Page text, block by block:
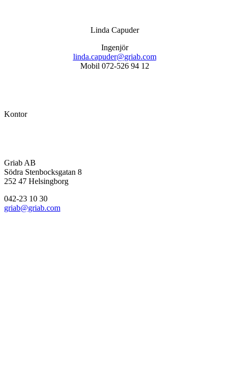
Linda Capuder
Ingenjör
linda.capuder@griab.com
Mobil 072-526 94 12
Kontor
Griab AB
Södra Stenbocksgatan 8
252 47 Helsingborg
042-23 10 30
griab@griab.com